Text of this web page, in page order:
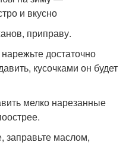
приправу.
достаточно
кусочками он будет
мелко нарезанные
маслом,